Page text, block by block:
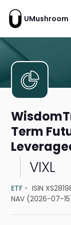
UMushroom
Term
VIXL
ETF ISIN
NAV (2026-07-